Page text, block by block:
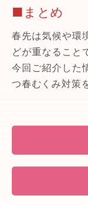
■まとめ
春先は気候や環
どが重なること
今回ご紹介した
つ春むくみ対策